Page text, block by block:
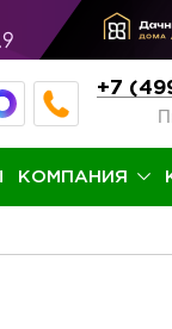
+7
КОМПАНИЯ